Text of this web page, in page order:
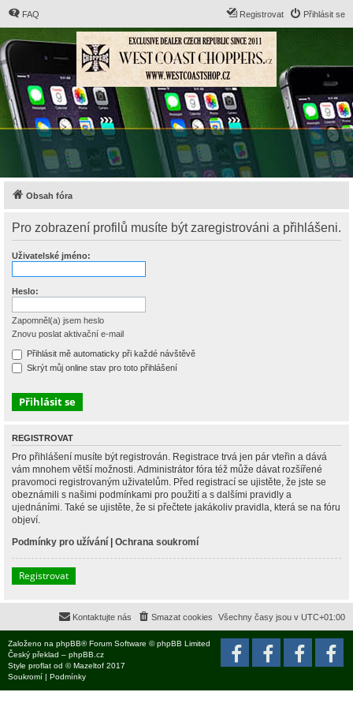
FAQ Přihlásit se
Registrovat
Obsah fóra
Pro zobrazení profilů musíte být zaregistrováni a přihlášeni.
Uživatelské jméno:
Heslo:
Zapomněl(a) jsem heslo
Znovu poslat aktivační e-mail
Přihlásit mě automaticky při každé návštěvě
Skrýt můj online stav pro toto přihlášení
REGISTROVAT
Pro přihlášení musíte být registrován. Registrace trvá jen pár vteřin a dává
vám mnohem větší možnosti. Administrátor fóra též může dávat rozšířené
pravomoci registrovaným uživatelům. Před registrací se ujistěte, že jste se
obeznámili s našimi podmínkami pro použití a s dalšími pravidly a
ujednáními. Také se ujistěte, že si přečtete jakákoliv pravidla, která se na fóru
objeví.
Podmínky pro užívání | Ochrana soukromí
Registrovat
Všechny časy jsou v UTC+01:00
Smazat cookies
Kontaktujte nás
Založeno na phpBB® Forum Software © phpBB Limited
Český překlad – phpBB.cz
Style proflat od ©Mazeltof 2017
Soukromí | Podmínky